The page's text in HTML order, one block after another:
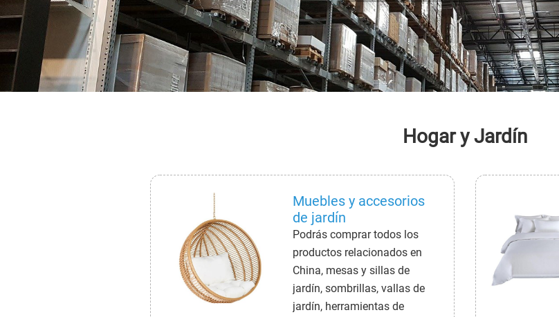
Hogar y Jardín
Muebles y accesorios
de jardín
Podrás comprar todos los
productos relacionados en
China, mesas y sillas de
jardín, sombrillas, vallas de
jardín, herramientas de